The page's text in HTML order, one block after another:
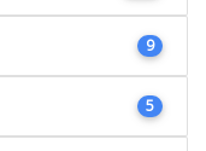
9
5